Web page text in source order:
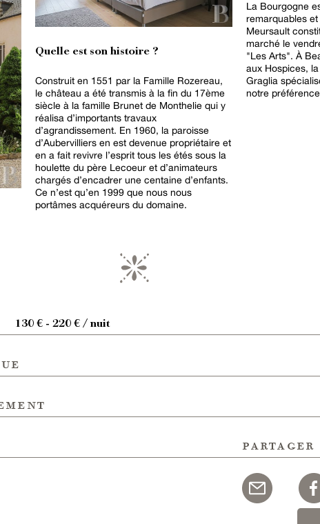
Quelle est son histoire ?
Construit en 1551 par la Famille Rozereau,
le château a été transmis à la fin du 17ème
siècle à la famille Brunet de Monthelie qui y
réalisa d’importants travaux
d’agrandissement. En 1960, la paroisse
d’Aubervilliers en est devenue propriétaire et
en a fait revivre l’esprit tous les étés sous la
houlette du père Lecoeur et d’animateurs
chargés d’encadrer une centaine d’enfants.
Ce n’est qu’en 1999 que nous nous
portâmes acquéreurs du domaine.
La Bourgogne
remarquables
Meursault
marché le
"Les Arts". À
aux Hospices,
Graglia
notre
130 € - 220 € / nuit
partager